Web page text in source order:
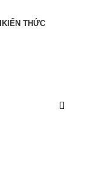
KIẾN THỨC